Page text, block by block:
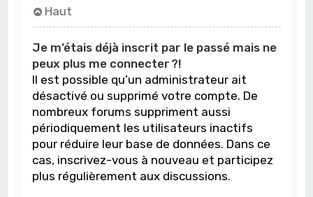
Haut
Je m’étais déjà inscrit par le passé mais ne
peux plus me connecter ?!
Il est possible qu’un administrateur ait
désactivé ou supprimé votre compte. De
nombreux forums suppriment aussi
périodiquement les utilisateurs inactifs
pour réduire leur base de données. Dans ce
cas, inscrivez-vous à nouveau et participez
plus régulièrement aux discussions.